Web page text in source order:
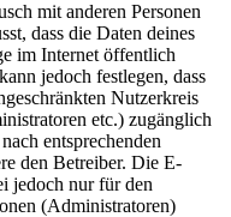
mit anderen Personen
dass die Daten deines
im Internet öffentlich
jedoch festlegen, dass
Nutzerkreis
etc.) zugänglich
entsprechenden
den Betreiber. Die E-
jedoch nur für den
(Administratoren)